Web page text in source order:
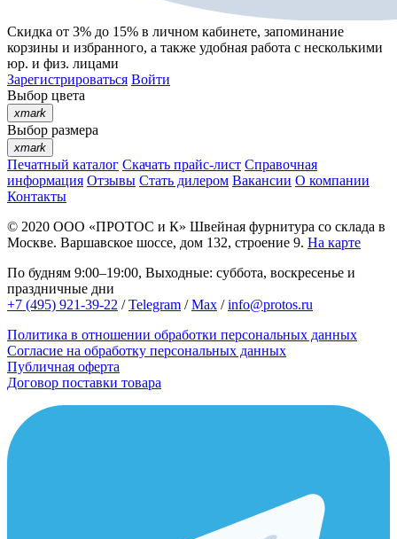
Скидка от 3% до 15% в личном кабинете, запоминание
корзины и избранного, а также удобная работа с несколькими
юр. и физ. лицами
Зарегистрироваться Войти
Выбор цвета
xmark
Выбор размера
xmark
Печатный каталог Скачать прайс-лист Справочная
информация Отзывы Стать дилером Вакансии О компании
Контакты
© 2020 ООО «ПРОТОС и К» Швейная фурнитура со склада в
Москве. Варшавское шоссе, дом 132, строение 9. На карте
По будням 9:00–19:00, Выходные: суббота, воскресенье и
праздничные дни
+7 (495) 921-39-22 /Telegram /Max /info@protos.ru
Политика в отношении обработки персональных данных
Согласие на обработку персональных данных
Публичная оферта
Договор поставки товара